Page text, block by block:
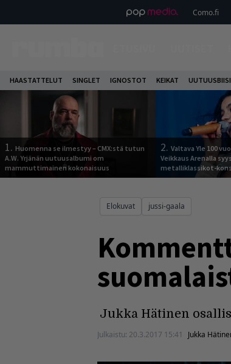
Como.fi
HAASTATTELUT SINGLET IGNOSTOT KEIKAT
1. Huomenna se ilmestyy – CMX:stä tutun
A.W. Yrjänän uutuusalbumi om
mammuttimainen kokonaisuus
2. Valtava Yle 100
Veikkaus Arenalla
metalliklassikot-
Elokuvat jussi-gaala
Jukka Hätinen
Julkaistu: 20.3.2017 15:41 Jukka